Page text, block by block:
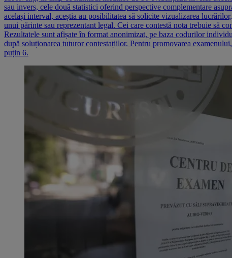
sau invers, cele două statistici oferind perspective complementare
același interval, aceștia au posibilitatea să solicite vizualizarea
unui părinte sau reprezentant legal. Cei care contestă nota trebuie să
Rezultatele sunt afișate în format anonimizat, pe baza codurilor
după soluționarea tuturor contestațiilor. Pentru promovarea
puțin 6.